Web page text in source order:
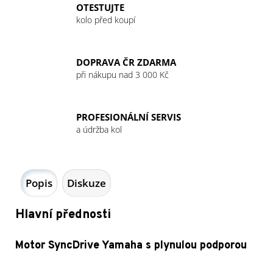
OTESTUJTE
kolo před koupí
DOPRAVA ČR ZDARMA
při nákupu nad 3 000 Kč
PROFESIONÁLNÍ SERVIS
a údržba kol
Popis Diskuze
Hlavní přednosti
Motor SyncDrive Yamaha s plynulou podporou